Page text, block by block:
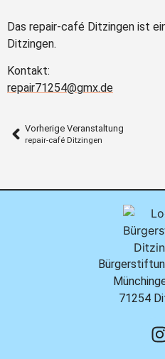
Das repair-café Ditzingen ist
Ditzingen.
Kontakt:
repair71254@gmx.de
Vorherige Veranstaltung
repair-café Ditzingen
71254